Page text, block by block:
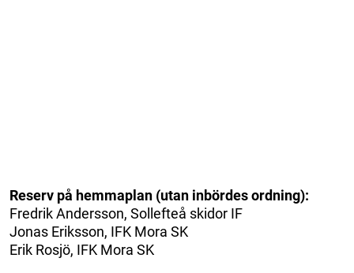
Reserv på hemmaplan (utan inbördes ordning):
Fredrik Andersson, Sollefteå skidor IF
Jonas Eriksson, IFK Mora SK
Erik Rosjö, IFK Mora SK